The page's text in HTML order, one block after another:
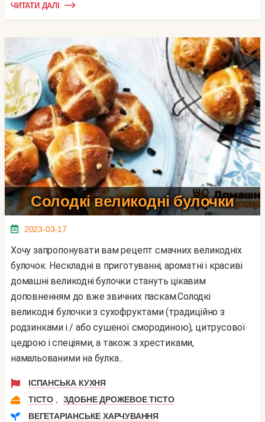
ЧИТАТИ ДАЛІ
Солодкі великодні булочки
2023-03-17
Хочу запропонувати вам рецепт смачних великодніх
булочок. Нескладні в приготуванні, ароматні і красиві
домашні великодні булочки стануть цікавим
доповненням до вже звичних паскам.Солодкі
великодні булочки з сухофруктами (традиційно з
родзинками і / або сушеної смородиною), цитрусової
цедрою і спеціями, а також з хрестиками,
намальованими на булка...
ІСПАНСЬКА КУХНЯ
ТІСТО ,
ЗДОБНЕ ДРОЖЕВОЕ ТІСТО
ВЕГЕТАРІАНСЬКЕ ХАРЧУВАННЯ